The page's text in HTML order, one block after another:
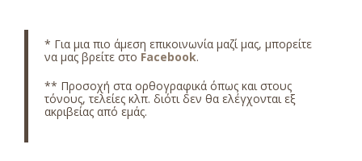
* Για μια πιο άμεση επικοινωνία μαζί μας, μπορείτε
να μας βρείτε στο Facebook.
** Προσοχή στα ορθογραφικά όπως και στους
τόνους, τελείες κλπ. διότι δεν θα ελέγχονται εξ
ακριβείας από εμάς.